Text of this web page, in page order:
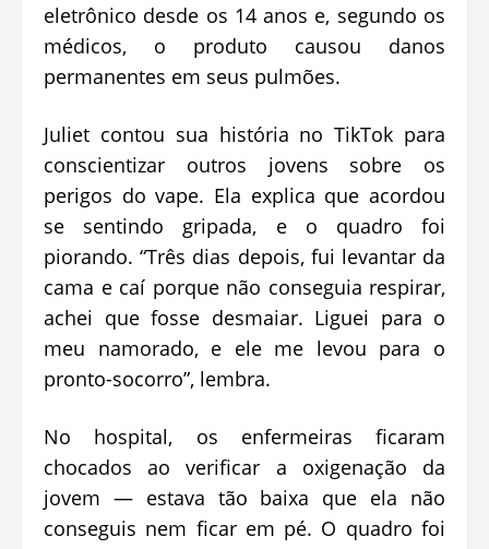
eletrônico desde os 14 anos e, segundo os
médicos, o produto causou danos
permanentes em seus pulmões.
Juliet contou sua história no TikTok para
conscientizar outros jovens sobre os
perigos do vape. Ela explica que acordou
se sentindo gripada, e o quadro foi
piorando. “Três dias depois, fui levantar da
cama e caí porque não conseguia respirar,
achei que fosse desmaiar. Liguei para o
meu namorado, e ele me levou para o
pronto-socorro”, lembra.
No hospital, os enfermeiras ficaram
chocados ao verificar a oxigenação da
jovem — estava tão baixa que ela não
conseguis nem ficar em pé. O quadro foi